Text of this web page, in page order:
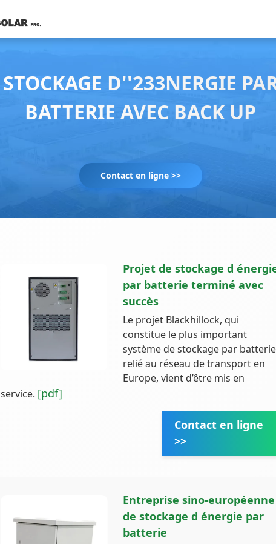
STOCKAGE D''233NERGIE
BATTERIE AVEC BACK UP
Contact en ligne >>
Projet de stockage d
par batterie terminé avec
succès
Le projet Blackhillock, qui
constitue le plus important
système de stockage par batterie
relié au réseau de transport en
Europe, vient d’être mis en
service. [pdf]
Contact en ligne
>>
Entreprise sino-européenne
de stockage d énergie par
batterie